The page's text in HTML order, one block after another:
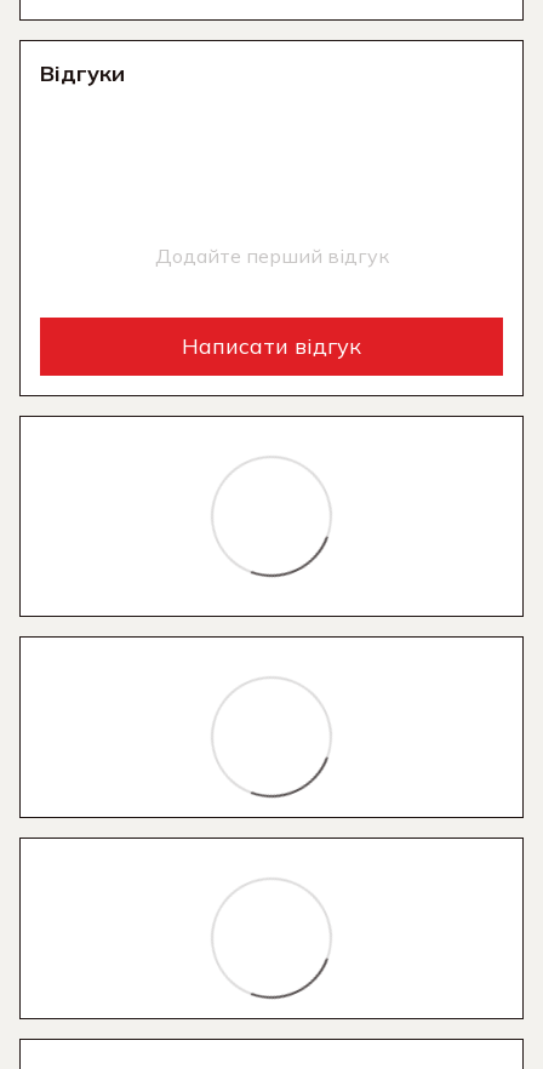
Відгуки
Додайте перший відгук
Написати відгук